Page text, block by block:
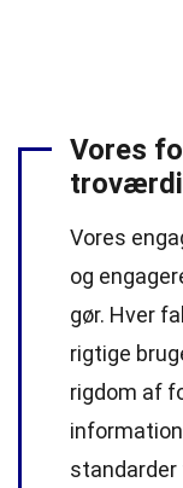
Vores
Vores
og
gør. Hver
rigtige
rigdom af
standarder